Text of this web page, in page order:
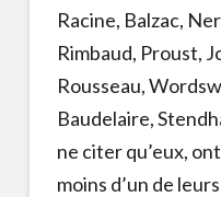
Racine, Balzac,
Rimbaud, Proust,
Rousseau,
Baudelaire,
ne citer qu’eux,
moins d’un de